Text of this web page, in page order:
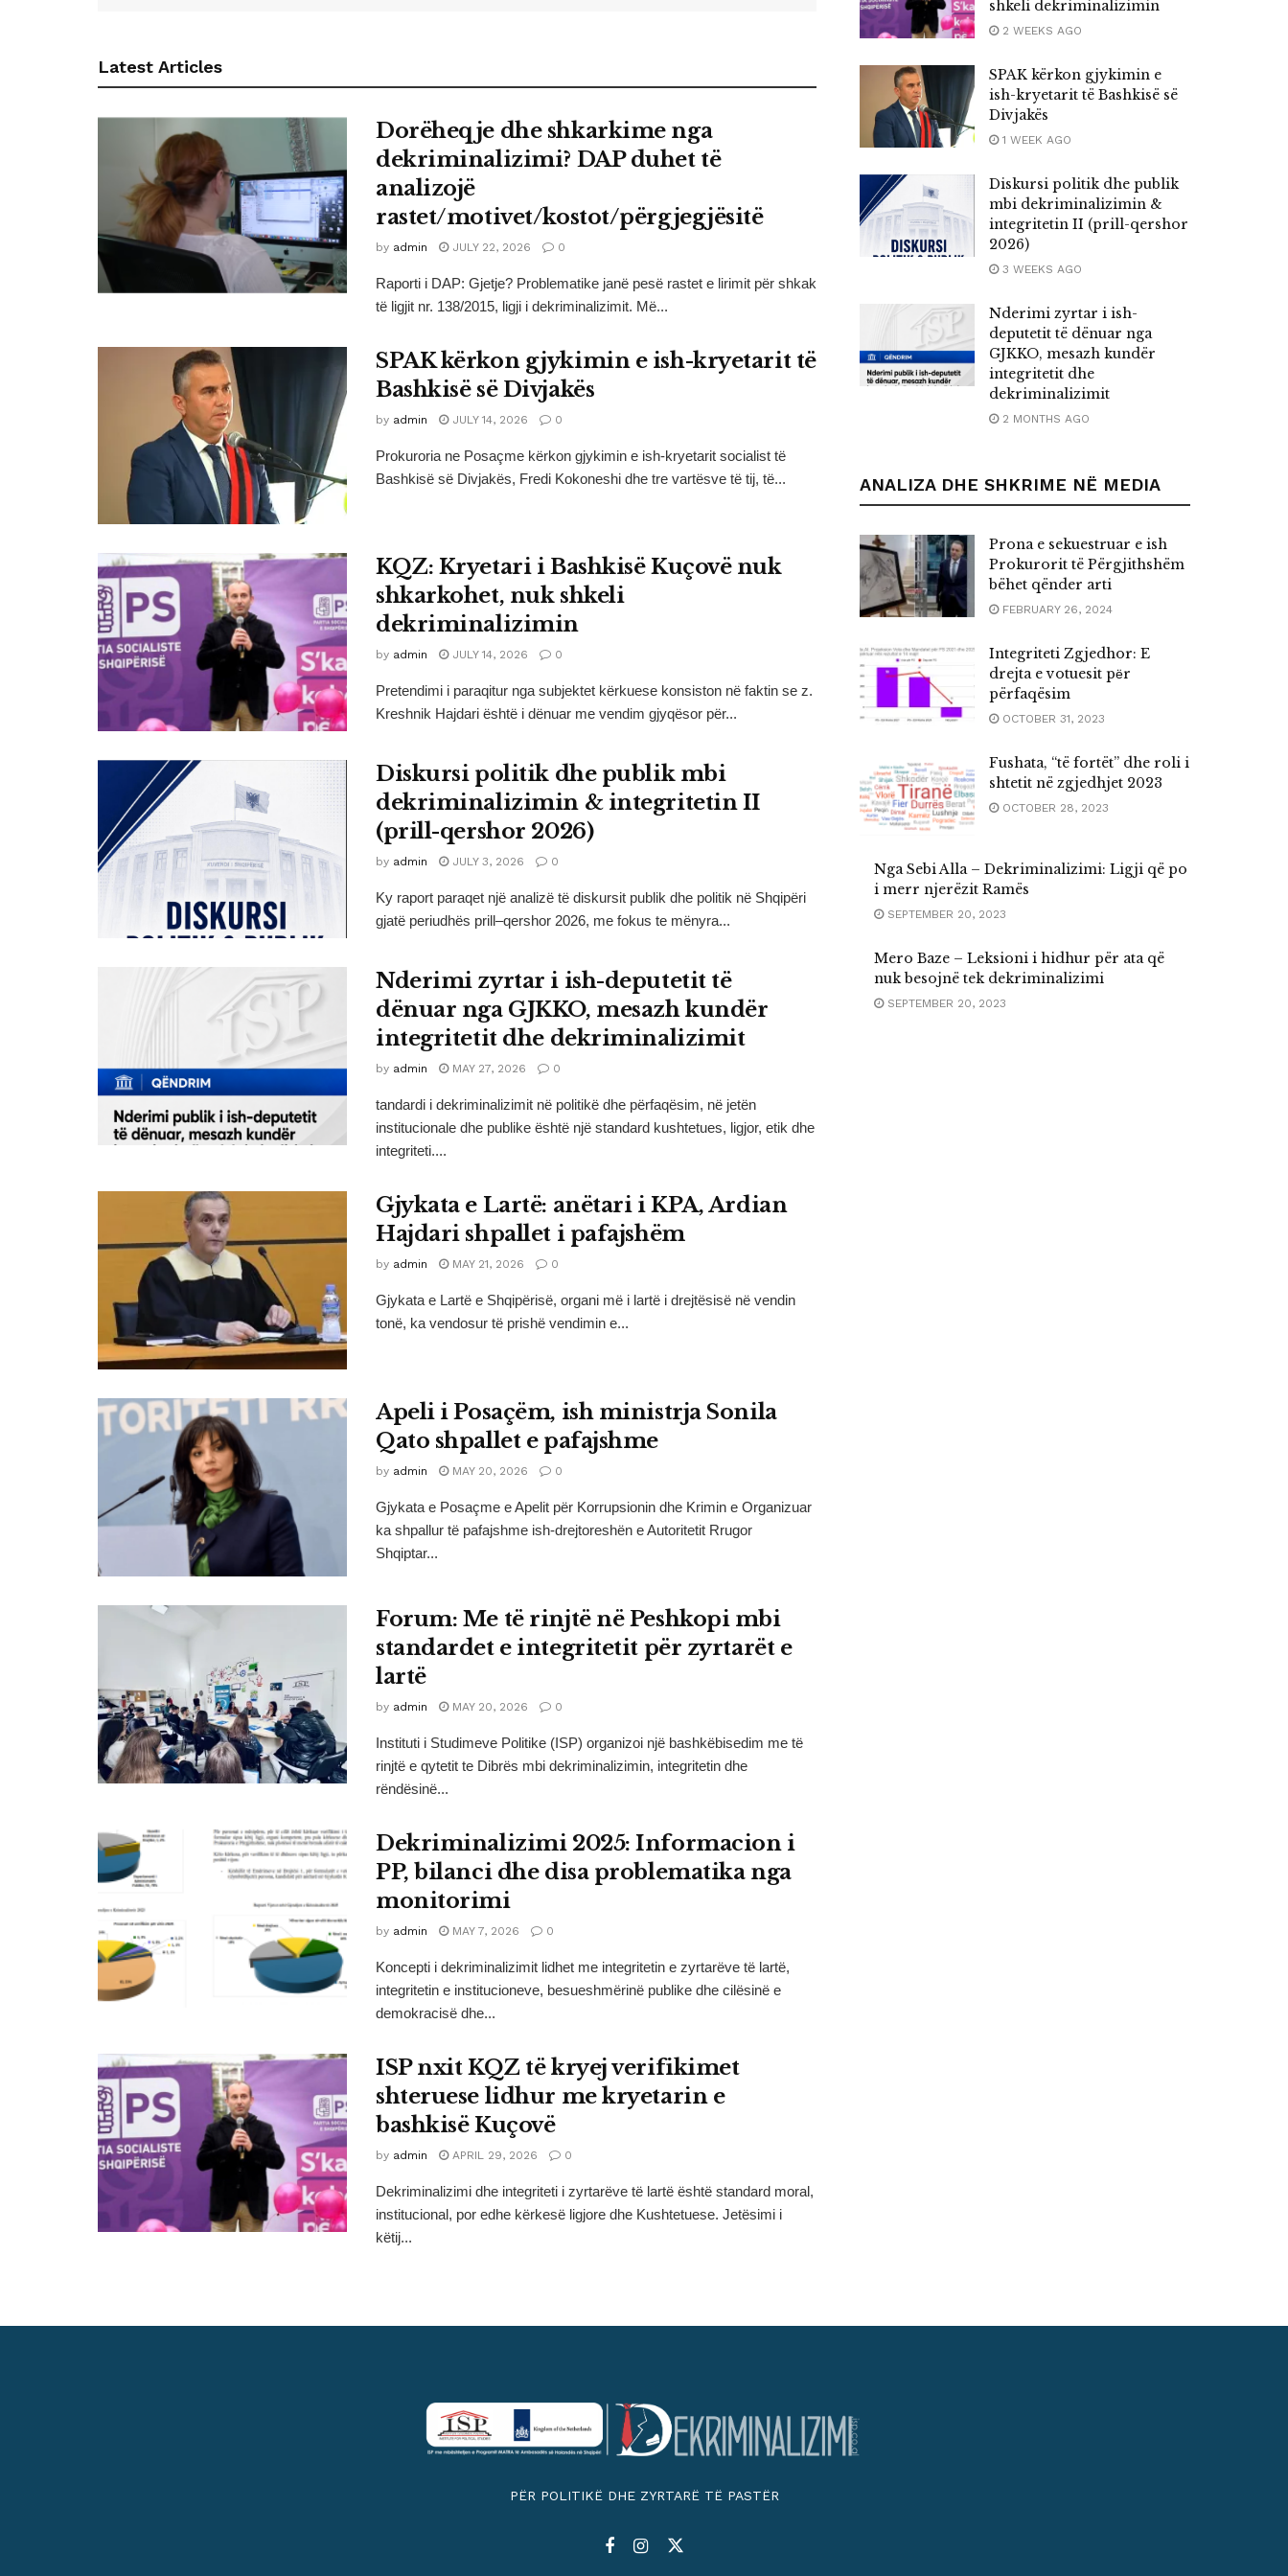
Latest Articles
Dorëheqje dhe shkarkime nga
dekriminalizimi? DAP duhet të
analizojë
rastet/motivet/kostot/përgjegjësitë
by admin JULY 22, 2026 0
Raporti i DAP: Gjetje? Problematike janë pesë rastet e lirimit për shkak
të ligjit nr. 138/2015, ligji i dekriminalizimit. Më...
SPAK kërkon gjykimin e ish-kryetarit të
Bashkisë së Divjakës
by admin JULY 14, 2026 0
Prokuroria ne Posaçme kërkon gjykimin e ish-kryetarit socialist të
Bashkisë së Divjakës, Fredi Kokoneshi dhe tre vartësve të tij, të...
KQZ: Kryetari i Bashkisë Kuçovë nuk
shkarkohet, nuk shkeli
dekriminalizimin
by admin JULY 14, 2026 0
Pretendimi i paraqitur nga subjektet kërkuese konsiston në faktin se z.
Kreshnik Hajdari është i dënuar me vendim gjyqësor për...
Diskursi politik dhe publik mbi
dekriminalizimin & integritetin II
(prill-qershor 2026)
by admin JULY 3, 2026 0
Ky raport paraqet një analizë të diskursit publik dhe politik në Shqipëri
gjatë periudhës prill–qershor 2026, me fokus te mënyra...
Nderimi zyrtar i ish-deputetit të
dënuar nga GJKKO, mesazh kundër
integritetit dhe dekriminalizimit
by admin MAY 27, 2026 0
tandardi i dekriminalizimit në politikë dhe përfaqësim, në jetën
institucionale dhe publike është një standard kushtetues, ligjor, etik dhe
integriteti....
Gjykata e Lartë: anëtari i KPA, Ardian
Hajdari shpallet i pafajshëm
by admin MAY 21, 2026 0
Gjykata e Lartë e Shqipërisë, organi më i lartë i drejtësisë në vendin
tonë, ka vendosur të prishë vendimin e...
Apeli i Posaçëm, ish ministrja Sonila
Qato shpallet e pafajshme
by admin MAY 20, 2026 0
Gjykata e Posaçme e Apelit për Korrupsionin dhe Krimin e Organizuar
ka shpallur të pafajshme ish-drejtoreshën e Autoritetit Rrugor
Shqiptar...
Forum: Me të rinjtë në Peshkopi mbi
standardet e integritetit për zyrtarët e
lartë
by admin MAY 20, 2026 0
Instituti i Studimeve Politike (ISP) organizoi një bashkëbisedim me të
rinjtë e qytetit te Dibrës mbi dekriminalizimin, integritetin dhe
rëndësinë...
Dekriminalizimi 2025: Informacion i
PP, bilanci dhe disa problematika nga
monitorimi
by admin MAY 7, 2026 0
Koncepti i dekriminalizimit lidhet me integritetin e zyrtarëve të lartë,
integritetin e institucioneve, besueshmërinë publike dhe cilësinë e
demokracisë dhe...
ISP nxit KQZ të kryej verifikimet
shteruese lidhur me kryetarin e
bashkisë Kuçovë
by admin APRIL 29, 2026 0
Dekriminalizimi dhe integriteti i zyrtarëve të lartë është standard moral,
institucional, por edhe kërkesë ligjore dhe Kushtetuese. Jetësimi i
këtij...
shkeli dekriminalizimin
2 WEEKS AGO
SPAK kërkon gjykimin e
ish-kryetarit të Bashkisë së
Divjakës
1 WEEK AGO
Diskursi politik dhe publik
mbi dekriminalizimin &
integritetin II (prill-qershor
2026)
3 WEEKS AGO
Nderimi zyrtar i ish-
deputetit të dënuar nga
GJKKO, mesazh kundër
integritetit dhe
dekriminalizimit
2 MONTHS AGO
ANALIZA DHE SHKRIME NË MEDIA
Prona e sekuestruar e ish
Prokurorit të Përgjithshëm
bëhet qënder arti
FEBRUARY 26, 2024
Integriteti Zgjedhor: E
drejta e votuesit pёr
përfaqësim
OCTOBER 31, 2023
Fushata, “të fortët” dhe roli i
shtetit në zgjedhjet 2023
OCTOBER 28, 2023
Nga Sebi Alla – Dekriminalizimi: Ligji që po
i merr njerëzit Ramës
SEPTEMBER 20, 2023
Mero Baze – Leksioni i hidhur për ata që
nuk besojnë tek dekriminalizimi
SEPTEMBER 20, 2023
PËR POLITIKË DHE ZYRTARË TË PASTËR